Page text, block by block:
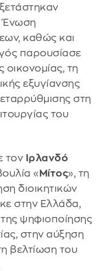
Ένωση
καθώς και
παρουσίασε
οικονομίας, τη
εξυγίανσης
στη
του
τον Ιρλανδό
« Μίτος», τη
διοικητικών
στην Ελλάδα,
ψηφιοποίησης
στην αύξηση
βελτίωση του